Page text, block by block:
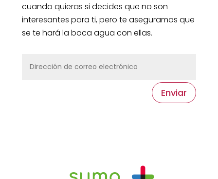
cuando quieras si decides que no son
interesantes para ti, pero te aseguramos que
se te hará la boca agua con ellas.
Enviar